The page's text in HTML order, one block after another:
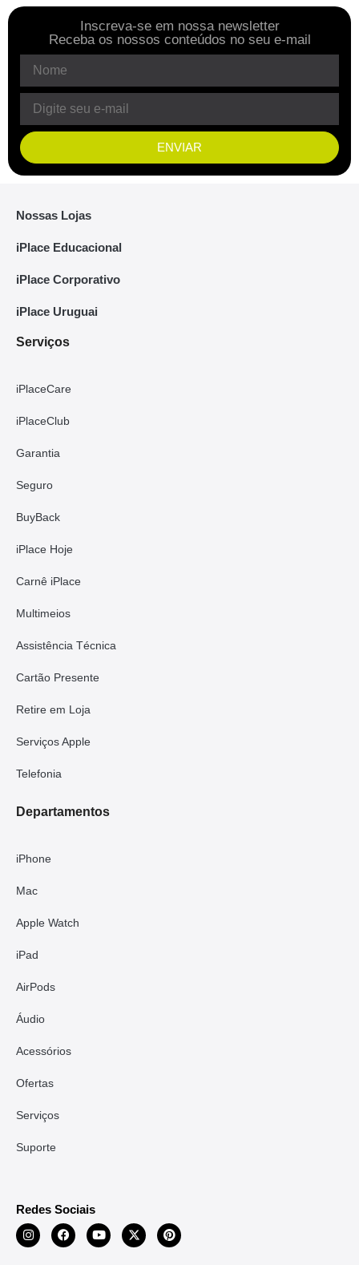
Inscreva-se em nossa newsletter
Receba os nossos conteúdos no seu e-mail
ENVIAR
Nossas Lojas
iPlace Educacional
iPlace Corporativo
iPlace Uruguai
Serviços
iPlaceCare
iPlaceClub
Garantia
Seguro
BuyBack
iPlace Hoje
Carnê iPlace
Multimeios
Assistência Técnica
Cartão Presente
Retire em Loja
Serviços Apple
Telefonia
Departamentos
iPhone
Mac
Apple Watch
iPad
AirPods
Áudio
Acessórios
Ofertas
Serviços
Suporte
Redes Sociais